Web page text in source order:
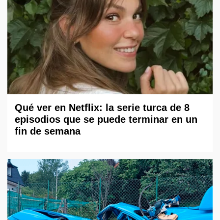
Qué ver en Netflix: la serie turca de 8
episodios que se puede terminar en un
fin de semana